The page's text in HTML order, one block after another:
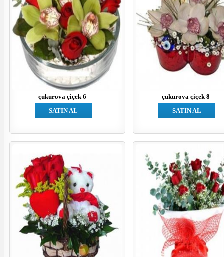
çukurova çiçek 6
SATIN AL
çukurova çiçek 8
SATIN AL